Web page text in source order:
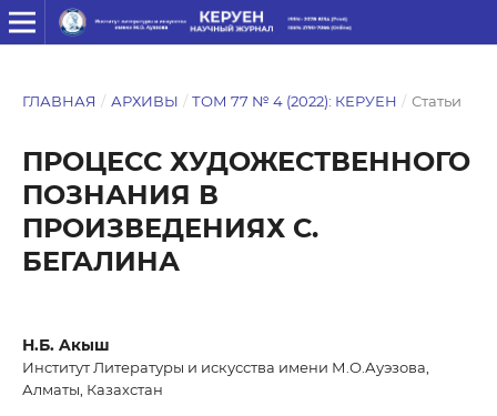
ГЛАВНАЯ / АРХИВЫ / ТОМ 77 № 4 (2022): КЕРУЕН / Статьи
ПРОЦЕСС ХУДОЖЕСТВЕННОГО
ПОЗНАНИЯ В
ПРОИЗВЕДЕНИЯХ С.
БЕГАЛИНА
Н.Б. Aкыш
Институт Литературы и искусства имени М.О.Ауэзова,
Алматы, Казахстан